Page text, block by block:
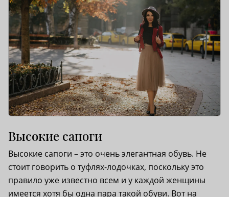
Высокие сапоги
Высокие сапоги – это очень элегантная обувь. Не
стоит говорить о туфлях-лодочках, поскольку это
правило уже известно всем и у каждой женщины
имеется хотя бы одна пара такой обуви. Вот на